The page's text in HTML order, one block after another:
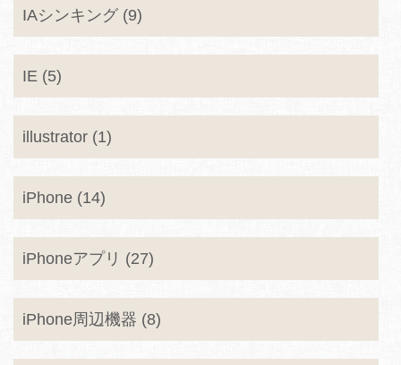
IAシンキング (9)
IE (5)
illustrator (1)
iPhone (14)
iPhoneアプリ (27)
iPhone周辺機器 (8)